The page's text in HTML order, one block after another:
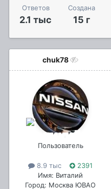
Ответов
2.1 тыс
Создана
15 г
chuk78
Пользователь
8.9 тыс
2391
Имя: Виталий
Город: Москва ЮВАО